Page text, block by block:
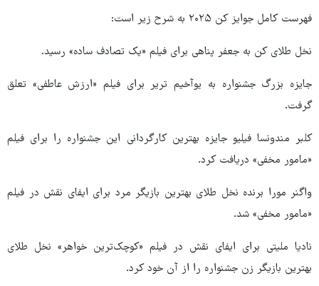
فهرست کامل جوایز کن ۲۰۲۵ به شرح زیر است:
نخل طلای کن به جعفر پناهی برای فیلم «یک تصادف ساده» رسید.
جایزه بزرگ جشنواره به یوآخیم تریر برای فیلم «ارزش عاطفی» تعلق
گرفت.
کلبر مندونسا فیلیو جایزه بهترین کارگردانی این جشنواره را برای فیلم
«مامور مخفی» دریافت کرد.
واگنر مورا برنده نخل طلای بهترین بازیگر مرد برای ایفای نقش در فیلم
«مامور مخفی» شد.
نادیا ملیتی برای ایفای نقش در فیلم «کوچک‌ترین خواهر» نخل طلای
بهترین بازیگر زن جشنواره را از آن خود کرد.